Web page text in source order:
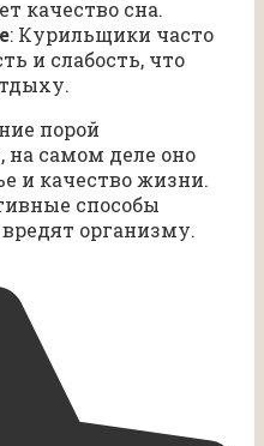
качество сна.
: Курильщики часто
и слабость, что
порой
на самом деле оно
и качество жизни.
способы
организму.